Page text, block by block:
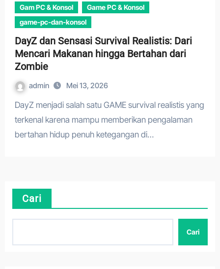
Gam PC & Konsol
Game PC & Konsol
game-pc-dan-konsol
DayZ dan Sensasi Survival Realistis: Dari
Mencari Makanan hingga Bertahan dari
Zombie
admin Mei 13, 2026
DayZ menjadi salah satu GAME survival realistis yang
terkenal karena mampu memberikan pengalaman
bertahan hidup penuh ketegangan di…
Cari
Cari